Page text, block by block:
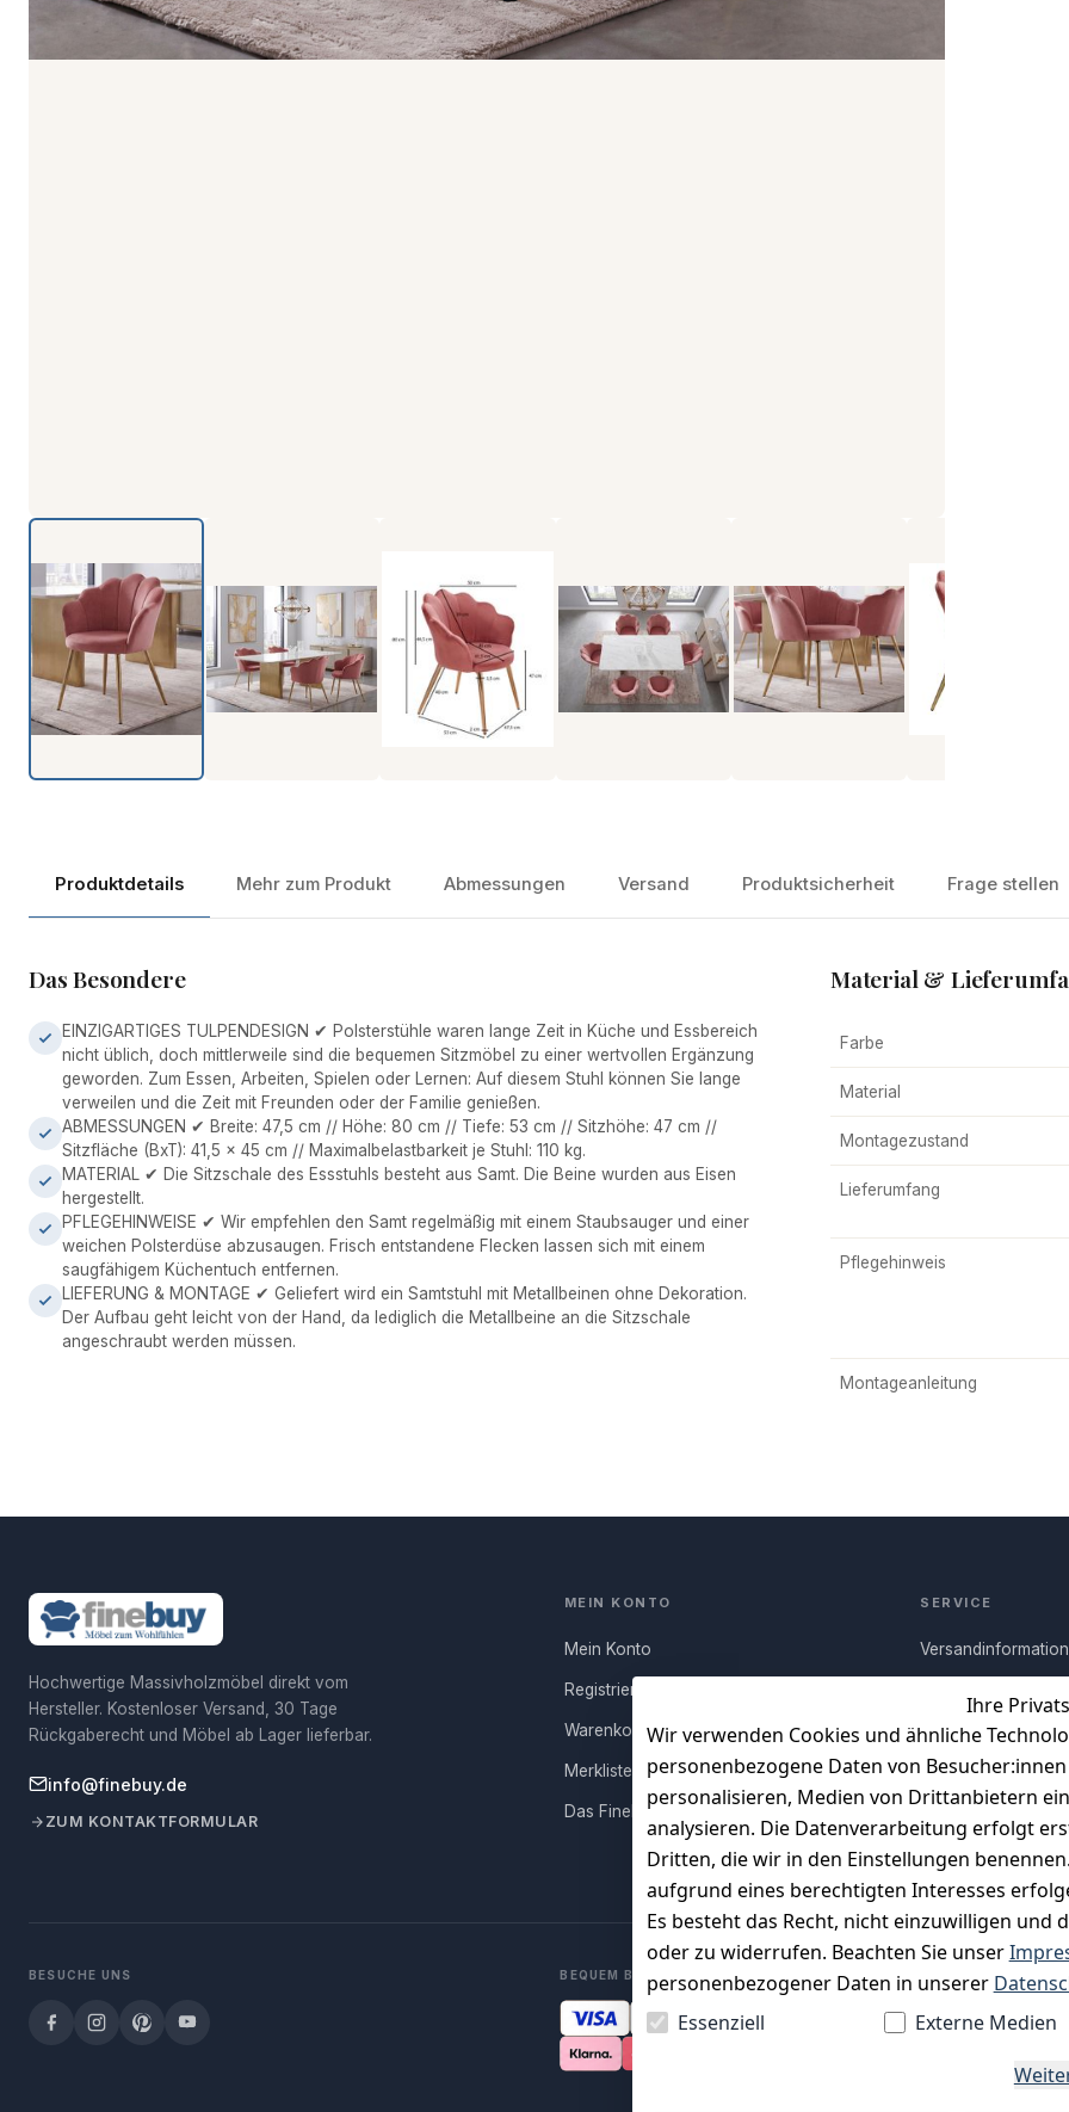
Produktdetails Mehr zum Produkt Abmessungen Versand Produktsicherheit Frage stellen
Das Besondere
EINZIGARTIGES TULPENDESIGN ✔ Polsterstühle waren lange Zeit in Küche und Essbereich
nicht üblich, doch mittlerweile sind die bequemen Sitzmöbel zu einer wertvollen Ergänzung
geworden. Zum Essen, Arbeiten, Spielen oder Lernen: Auf diesem Stuhl können Sie lange
verweilen und die Zeit mit Freunden oder der Familie genießen.
ABMESSUNGEN ✔ Breite: 47,5 cm // Höhe: 80 cm // Tiefe: 53 cm // Sitzhöhe: 47 cm //
Sitzfläche (BxT): 41,5 x 45 cm // Maximalbelastbarkeit je Stuhl: 110 kg.
MATERIAL ✔ Die Sitzschale des Essstuhls besteht aus Samt. Die Beine wurden aus Eisen
hergestellt.
PFLEGEHINWEISE ✔ Wir empfehlen den Samt regelmäßig mit einem Staubsauger und einer
weichen Polsterdüse abzusaugen. Frisch entstandene Flecken lassen sich mit einem
saugfähigem Küchentuch entfernen.
LIEFERUNG & MONTAGE ✔ Geliefert wird ein Samtstuhl mit Metallbeinen ohne Dekoration.
Der Aufbau geht leicht von der Hand, da lediglich die Metallbeine an die Sitzschale
angeschraubt werden müssen.
Material &
Farbe
Material
Montagezustand
Lieferumfang
Pflegehinweis
Montageanleitung
Ihre
Wir verwenden Cookies und ähnliche
personenbezogene Daten von
personalisieren, Medien von Drittanbietern
analysieren. Die Datenverarbeitung erfolgt
Dritten, die wir in den Einstellungen
aufgrund eines berechtigten Interesses
Es besteht das Recht, nicht einzuwilligen
oder zu widerrufen. Beachten Sie unser
personenbezogener Daten in unserer
Essenziell
Externe Medien
Hochwertige Massivholzmöbel direkt vom
Hersteller. Kostenloser Versand, 30 Tage
Rückgaberecht und Möbel ab Lager lieferbar.
info@finebuy.de
ZUM KONTAKTFORMULAR
MEIN KONTO
Mein Konto
Registrieren
Warenkorb
Merkliste
Das FineBuy-Magazin
SERVICE
Rücksendung
Persönlicher
Erfahrungen
Vertrag
BESUCHE UNS BEQUEM BEZAHLEN MIT